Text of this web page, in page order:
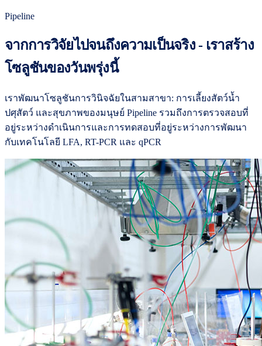
Pipeline
จากการวิจัยไปจนถึงความเป็นจริง - เราสร้าง
โซลูชันของวันพรุ่งนี้
เราพัฒนาโซลูชันการวินิจฉัยในสามสาขา: การเลี้ยงสัตว์น้ำ
ปศุสัตว์ และสุขภาพของมนุษย์ Pipeline รวมถึงการตรวจสอบที่
อยู่ระหว่างดำเนินการและการทดสอบที่อยู่ระหว่างการพัฒนา
กับเทคโนโลยี LFA, RT-PCR และ qPCR